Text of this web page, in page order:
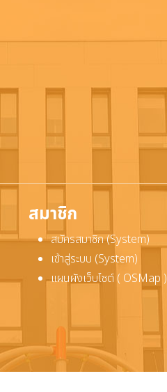
สมาชิก
สมัครสมาชิก (System)
เข้าสู่ระบบ (System)
แผนผังเว็บไซต์ ( OSMap )